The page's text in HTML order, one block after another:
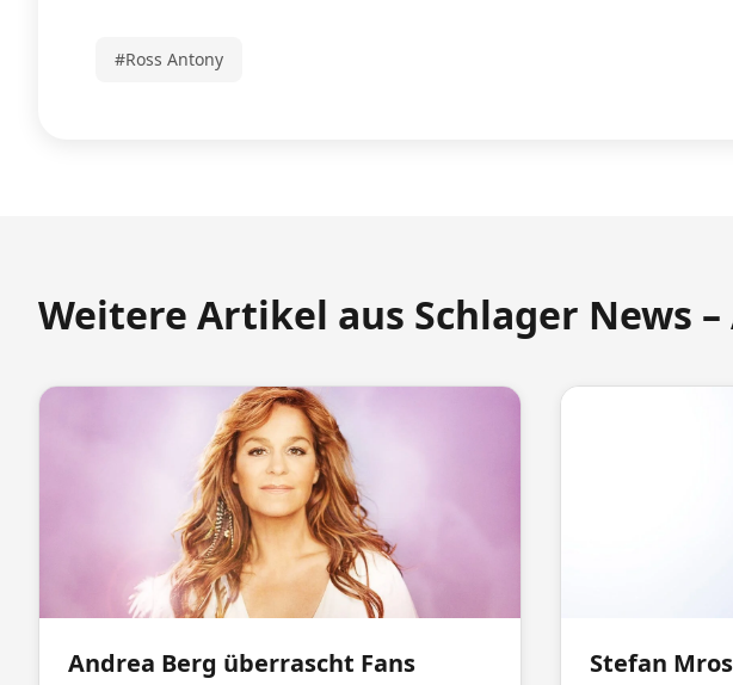
#Ross Antony
Weitere Artikel aus Schlager News
Andrea Berg überrascht Fans Stefan